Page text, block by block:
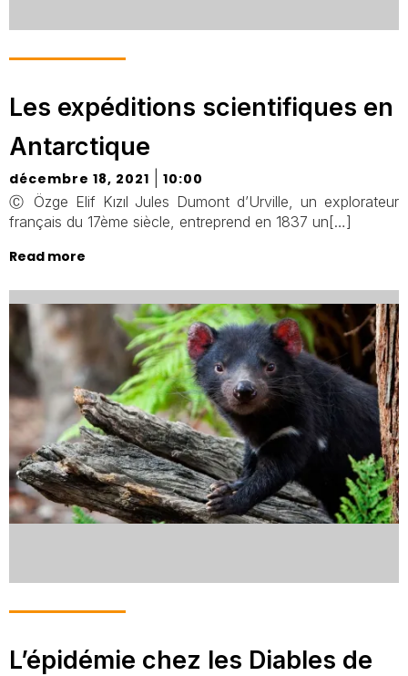
Les expéditions scientifiques en
Antarctique
décembre 18, 2021
10:00
Ⓒ Özge Elif Kızıl Jules Dumont d’Urville, un explorateur
français du 17ème siècle, entreprend en 1837 un[…]
Read more
L’épidémie chez les Diables de